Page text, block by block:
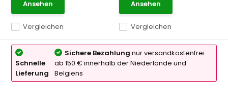
Vergleichen
Ansehen
Vergleichen
Ansehen
Schnelle
Lieferung
Sichere Bezahlung nur versandkostenfrei
ab 150 € innerhalb der Niederlande und
Belgiens